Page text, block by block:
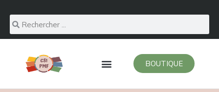
BOUTIQUE